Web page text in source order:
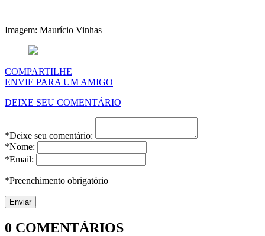
Imagem: Maurício Vinhas
COMPARTILHE
ENVIE PARA UM AMIGO
DEIXE SEU COMENTÁRIO
*Deixe seu comentário:
*Nome:
*Email:
*Preenchimento obrigatório
0 COMENTÁRIOS